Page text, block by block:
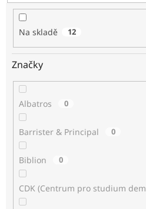
Na skladě 12
Značky
Albatros 0
Barrister & Principal 0
Biblion 0
CDK (Centrum pro studium